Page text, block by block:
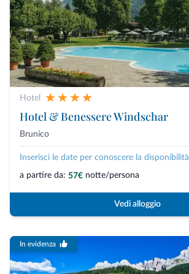
Hotel
Hotel & Benessere Windschar
Brunico
Inserisci le date per conoscere la disponibilità
a partire da: 57€ notte/persona
Vedi alloggio
In evidenza